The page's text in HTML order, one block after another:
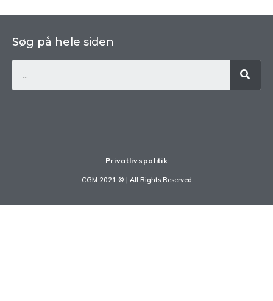
Søg på hele siden
Privatlivspolitik
CGM 2021 ©​ | All Rights Reserved